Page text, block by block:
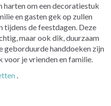
om een decoratiestuk
en gasten gek op zullen
tijdens de feestdagen. Deze
maar ook dik, duurzaam
geborduurde handdoeken zijn
voor je vrienden en familie.